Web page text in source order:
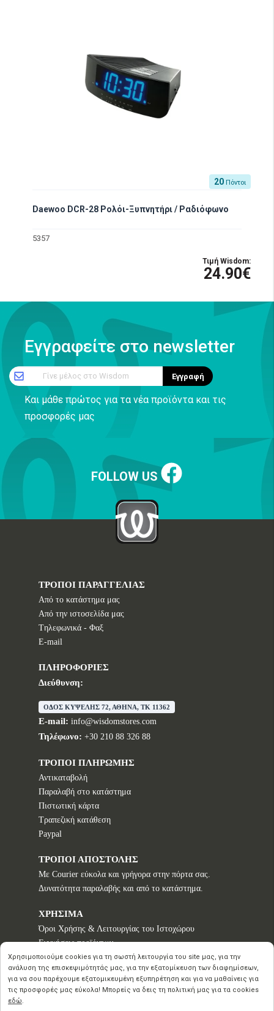
20 Πόντοι
Daewoo DCR-28 Ρολόι-Ξυπνητήρι / Ραδιόφωνο
5357
Τιμή Wisdom:
24.90€
Εγγραφείτε στο newsletter
Γίνε μέλος στο Wisdom Εγγραφή
Και μάθε πρώτος για τα νέα προϊόντα και τις
προσφορές μας
FOLLOW US
ΤΡΟΠΟΙ ΠΑΡΑΓΓΕΛΙΑΣ
Από το κατάστημα μας
Από την ιστοσελίδα μας
Tηλεφωνικά - Φαξ
E-mail
ΠΛΗΡΟΦΟΡΙΕΣ
Διεύθυνση:
ΟΔΟΣ ΚΥΨΕΛΗΣ 72, ΑΘΗΝΑ, TK 11362
E-mail: info@wisdomstores.com
Τηλέφωνο: +30 210 88 326 88
ΤΡΟΠΟΙ ΠΛΗΡΩΜΗΣ
Αντικαταβολή
Παραλαβή στο κατάστημα
Πιστωτική κάρτα
Τραπεζική κατάθεση
Paypal
ΤΡΟΠΟΙ ΑΠΟΣΤΟΛΗΣ
Με Courier εύκολα και γρήγορα στην πόρτα σας.
Δυνατότητα παραλαβής και από το κατάστημα.
ΧΡΗΣΙΜΑ
Όροι Χρήσης & Λειτουργίας του Ιστοχώρου
Εγγυήσεις προϊόντων
Τρόποι παραγγελίας
Πολιτική επιστροφών - Δικαίωμα Υπαναχώρησης
Προστασία Προσωπικών Δεδομένων
Χρησιμοποιούμε cookies για τη σωστή λειτουργία του site μας, για την
ανάλυση της επισκεψιμότητάς μας, για την εξατομίκευση των διαφημίσεων,
για να σου παρέχουμε εξατομικευμένη εξυπηρέτηση και για να μαθαίνεις για
τις προσφορές μας εύκολα! Μπορείς να δεις τη πολιτική μας για τα cookies
εδώ.